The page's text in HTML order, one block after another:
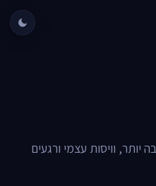
וויסות עצמי ורגעים